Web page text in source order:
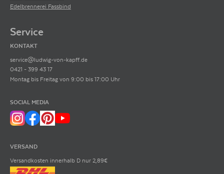
Edelbrennerei Fassbind
Service
KONTAKT
service@ludwig-von-kapff.de
0421 - 399 43 17
Montag bis Freitag von 9:00 bis 17:00 Uhr
SOCIAL MEDIA
VERSAND
Versandkosten innerhalb D nur 2,89€